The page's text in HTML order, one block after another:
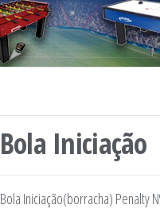
Bola Iniciação
Bola Iniciação(borracha) Penalty